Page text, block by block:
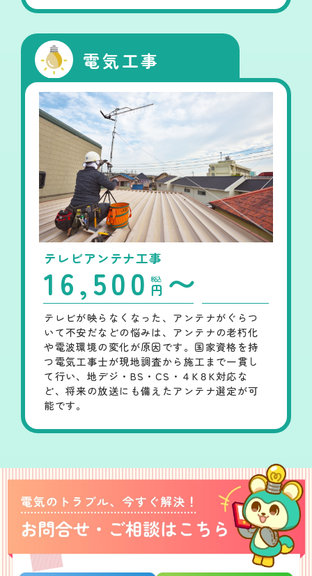
電気工事
テレビアンテナ工事
16,500 円 〜
税込
テレビが映らなくなった、アンテナがぐらつ
いて不安だなどの悩みは、アンテナの老朽化
や電波環境の変化が原因です。国家資格を持
つ電気工事士が現地調査から施工まで一貫し
て行い、地デジ・BS・CS・４K８K対応な
ど、将来の放送にも備えたアンテナ選定が可
能です。